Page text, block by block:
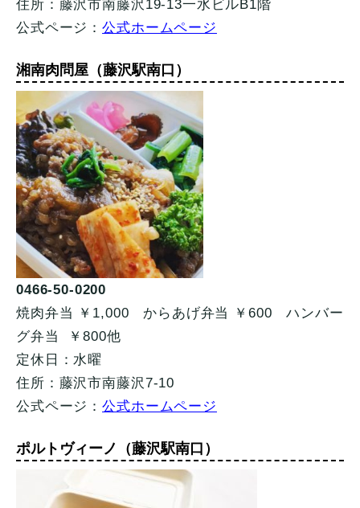
住所：藤沢市南藤沢19-13一水ビルB1階
公式ページ：公式ホームページ
湘南肉問屋（藤沢駅南口）
0466-50-0200
焼肉弁当 ￥1,000 からあげ弁当 ￥600 ハンバー
グ弁当 ￥800他
定休日：水曜
住所：藤沢市南藤沢7-10
公式ページ：公式ホームページ
ポルトヴィーノ（藤沢駅南口）